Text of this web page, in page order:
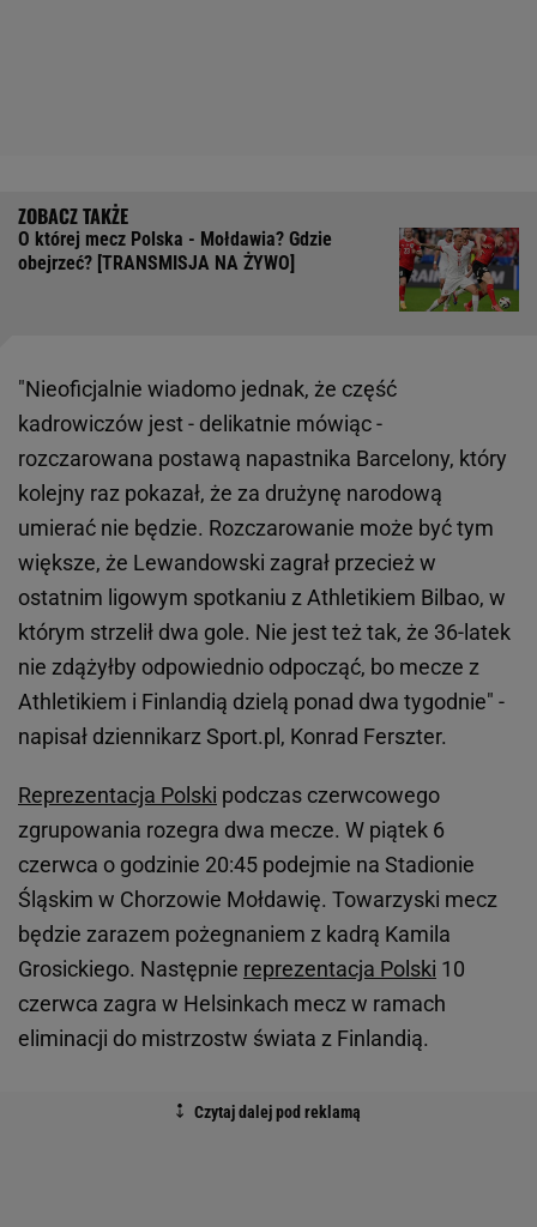
O której mecz Polska - Mołdawia? Gdzie
obejrzeć? [TRANSMISJA NA ŻYWO]
"Nieoficjalnie wiadomo jednak, że część
kadrowiczów jest - delikatnie mówiąc -
rozczarowana postawą napastnika Barcelony, który
kolejny raz pokazał, że za drużynę narodową
umierać nie będzie. Rozczarowanie może być tym
większe, że Lewandowski zagrał przecież w
ostatnim ligowym spotkaniu z Athletikiem Bilbao, w
którym strzelił dwa gole. Nie jest też tak, że 36-latek
nie zdążyłby odpowiednio odpocząć, bo mecze z
Athletikiem i Finlandią dzielą ponad dwa tygodnie" -
napisał dziennikarz Sport.pl, Konrad Ferszter.
Reprezentacja Polski podczas czerwcowego
zgrupowania rozegra dwa mecze. W piątek 6
czerwca o godzinie 20:45 podejmie na Stadionie
Śląskim w Chorzowie Mołdawię. Towarzyski mecz
będzie zarazem pożegnaniem z kadrą Kamila
Grosickiego. Następnie reprezentacja Polski 10
czerwca zagra w Helsinkach mecz w ramach
eliminacji do mistrzostw świata z Finlandią.